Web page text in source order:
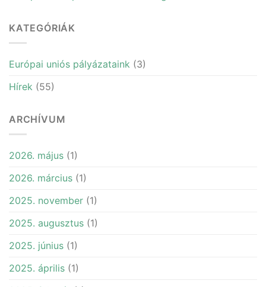
KATEGÓRIÁK
Európai uniós pályázataink (3)
Hírek (55)
ARCHÍVUM
2026. május (1)
2026. március (1)
2025. november (1)
2025. augusztus (1)
2025. június (1)
2025. április (1)